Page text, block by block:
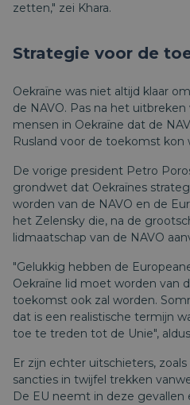
zetten," zei Khara.
Strategie voor de
Oekraïne was niet altijd klaar
de NAVO. Pas na het
mensen in Oekraïne dat de
Rusland voor de toekomst kon
De vorige president Petro
grondwet dat Oekraïnes
worden van de NAVO en de
het Zelensky die, na de
lidmaatschap van de NAVO
"Gelukkig hebben de
Oekraïne lid moet worden van
toekomst ook zal worden.
dat is een realistische termijn
toe te treden tot de Unie", aldus
Er zijn echter uitschieters,
sancties in twijfel trekken
De EU neemt in deze